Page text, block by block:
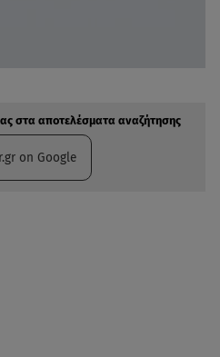
στα αποτελέσματα αναζήτησης
on Google